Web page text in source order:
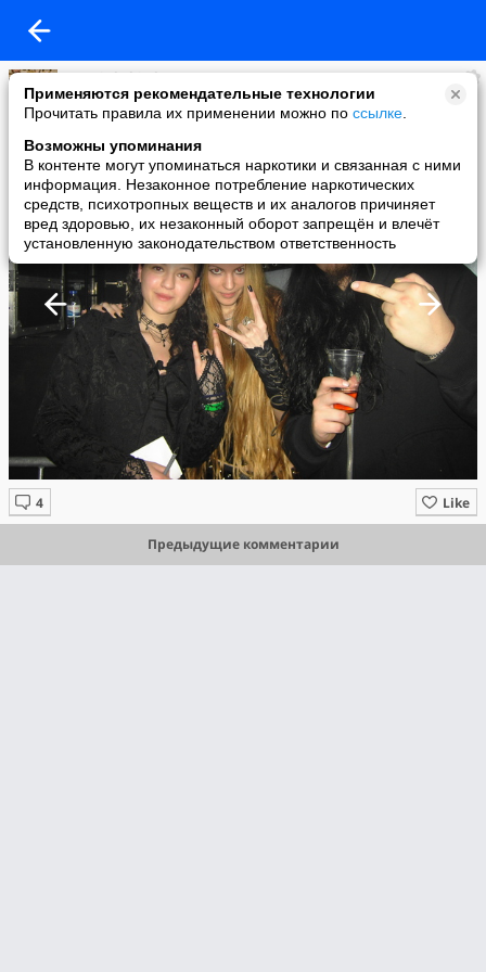
Применяются рекомендательные технологии
Прочитать правила их применении можно по ссылке
Возможны упоминания
В контенте могут упоминаться наркотики и связанная с ними
информация. Незаконное потребление наркотических
средств, психотропных веществ и их аналогов причиняет
вред здоровью, их незаконный оборот запрещён и влечёт
установленную законодательством ответственность
sergei shchirskyy
added a photo
25 May в 01:15
Like
Предыдущие комментарии